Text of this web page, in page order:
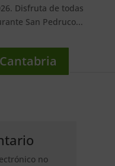
Disfruta de todas
San Pedruco...
no